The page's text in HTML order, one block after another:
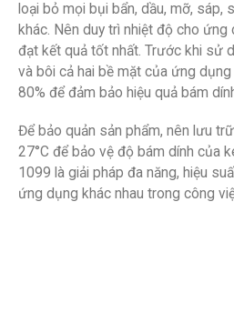
loại bỏ mọi bụi bẩn, dầu, mỡ, sáp,
khác. Nên duy trì nhiệt độ cho ứng
đạt kết quả tốt nhất. Trước khi sử
và bôi cả hai bề mặt của ứng
80% để đảm bảo hiệu quả bám
Để bảo quản sản phẩm, nên lưu
27°C để bảo vệ độ bám dính của
1099 là giải pháp đa năng, hiệu
ứng dụng khác nhau trong công